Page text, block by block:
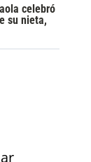
celebró
su nieta,